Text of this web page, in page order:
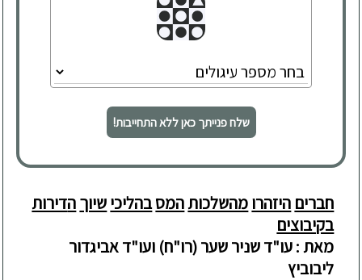
שלח פנייתך כאן ללא התחייבות!
חברים היזהרומהשלכותהמסבהליכישיוךהדירות
בקיבוצים
מאת :עו"דשנירשער(רו"ח) ועו"דאביגדור
ליבוביץ